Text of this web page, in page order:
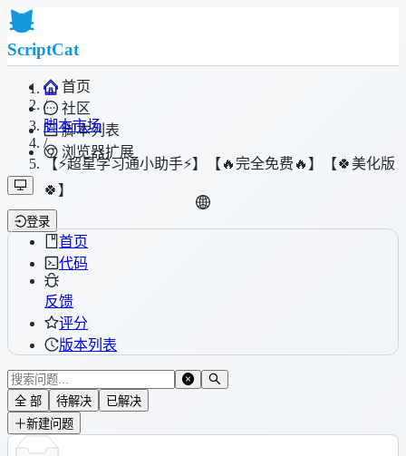
ScriptCat
首页
社区
脚本列表
浏览器扩展
登录
/
脚本市场
/
【⚡超星学习通小助手⚡】【🔥完全免费🔥】【🍀美化版
🍀】
首页
代码
反馈
评分
版本列表
全 部 待解决
已解决
新建问题